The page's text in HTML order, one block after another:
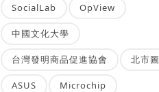
SocialLab OpView
中國文化大學
台灣發明商品促進協會 北市圖
ASUS Microchip